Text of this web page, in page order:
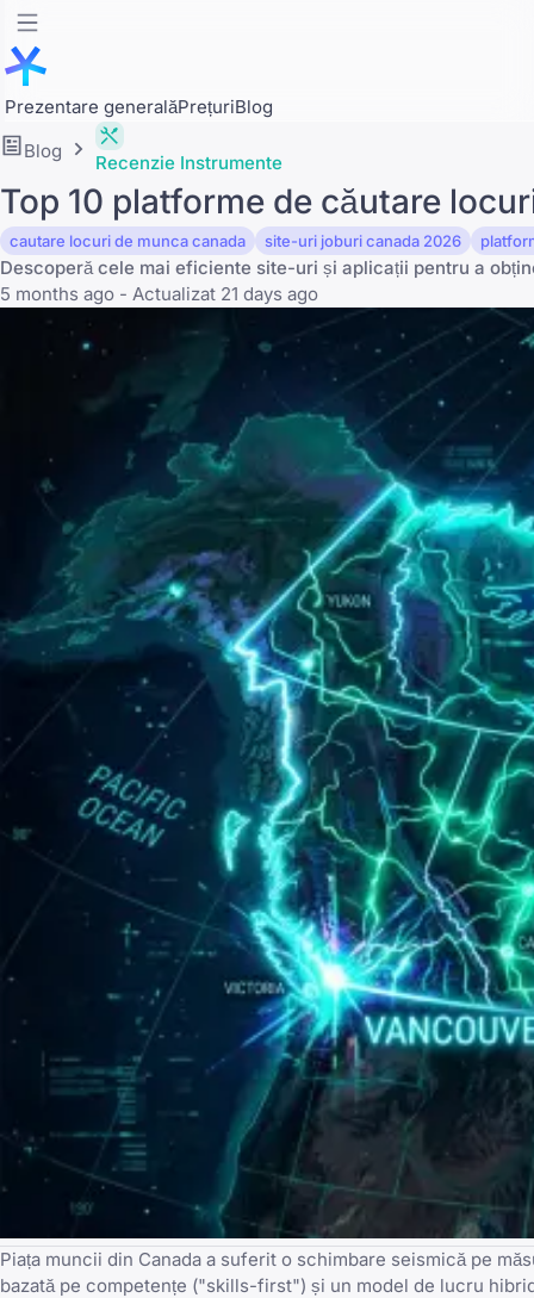
Prezentare generalăPrețuriBlog
Blog
Recenzie Instrumente
Top 10 platforme de căutare
cautare locuri de munca canada site-uri joburi canada 2026
Descoperă cele mai eficiente site-uri și aplicații pentru a
5 months ago - Actualizat 21 days ago
Piața muncii din Canada a suferit o schimbare seismică pe
bazată pe competențe ("skills-first") și un model de lucru